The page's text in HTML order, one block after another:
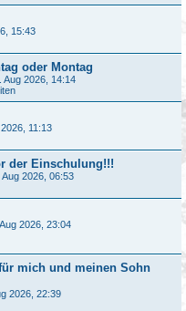
15:43
oder Montag
Aug 2026, 14:14
11:13
der Einschulung!!!
Aug 2026, 06:53
2026, 23:04
mich und meinen Sohn
2026, 22:39